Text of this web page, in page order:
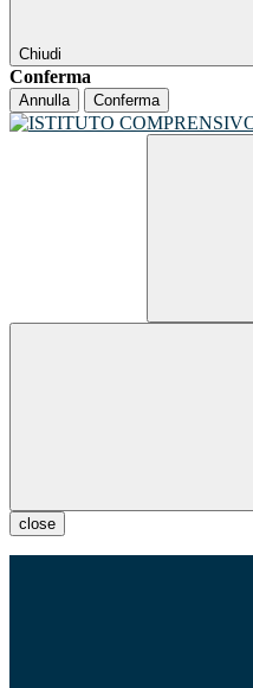
Chiudi
Conferma
Annulla Conferma
close